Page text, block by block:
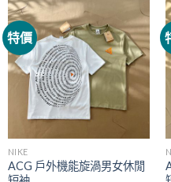
特價
NIKE
ACG 戶外機能旋渦男女休閒